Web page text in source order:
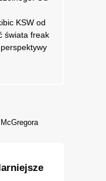
KSW od
świata freak